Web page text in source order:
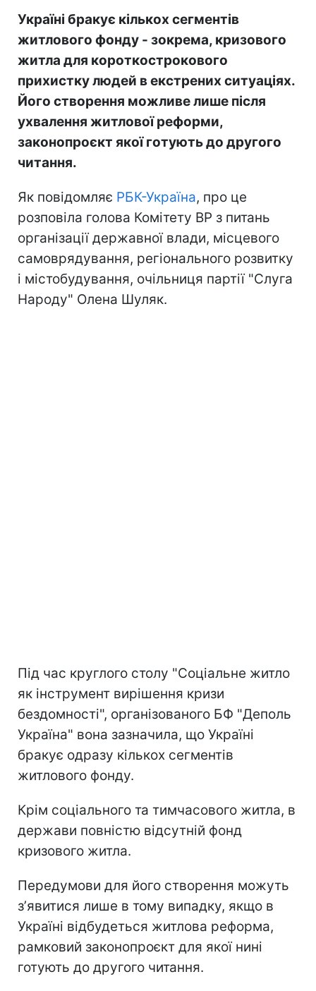
Україні бракує кількох сегментів
житлового фонду - зокрема, кризового
житла для короткострокового
прихистку людей в екстрених ситуаціях.
Його створення можливе лише після
ухвалення житлової реформи,
законопроєкт якої готують до другого
читання.
Як повідомляє РБК-Україна, про це
розповіла голова Комітету ВР з питань
організації державної влади, місцевого
самоврядування, регіонального розвитку
і містобудування, очільниця партії "Слуга
Народу" Олена Шуляк.
Під час круглого столу "Соціальне житло
як інструмент вирішення кризи
бездомності", організованого БФ "Деполь
Україна" вона зазначила, що Україні
бракує одразу кількох сегментів
житлового фонду.
Крім соціального та тимчасового житла, в
держави повністю відсутній фонд
кризового житла.
Передумови для його створення можуть
зʼявитися лише в тому випадку, якщо в
Україні відбудеться житлова реформа,
рамковий законопроєкт для якої нині
готують до другого читання.